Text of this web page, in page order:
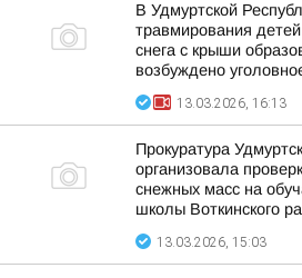
В Удмуртской
травмирования
снега с крыши
возбуждено
13.03.2026, 16:13
Прокуратура
организовала
снежных масс на
школы Воткинского
13.03.2026, 15:03